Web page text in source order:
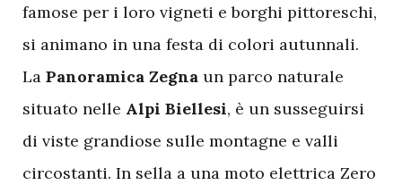
famose per i loro vigneti e borghi pittoreschi,
si animano in una festa di colori autunnali.
La Panoramica Zegna un parco naturale
situato nelle Alpi Biellesi, è un susseguirsi
di viste grandiose sulle montagne e valli
circostanti. In sella a una moto elettrica Zero